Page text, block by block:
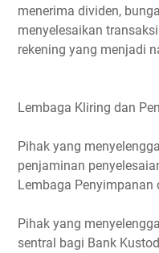
menerima dividen,
menyelesaikan
rekening yang menjadi
Lembaga Kliring dan
Pihak yang
penjaminan
Lembaga Penyimpanan
Pihak yang
sentral bagi Bank